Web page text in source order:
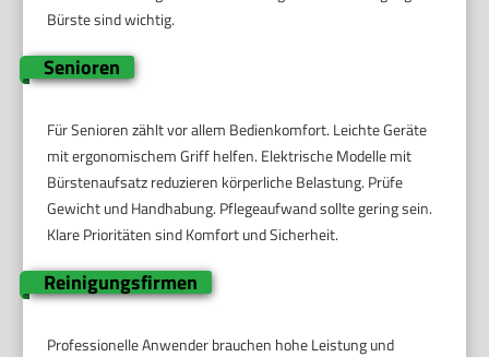
Bürste sind wichtig.
Senioren
Für Senioren zählt vor allem Bedienkomfort. Leichte Geräte
mit ergonomischem Griff helfen. Elektrische Modelle mit
Bürstenaufsatz reduzieren körperliche Belastung. Prüfe
Gewicht und Handhabung. Pflegeaufwand sollte gering sein.
Klare Prioritäten sind Komfort und Sicherheit.
Reinigungsfirmen
Professionelle Anwender brauchen hohe Leistung und